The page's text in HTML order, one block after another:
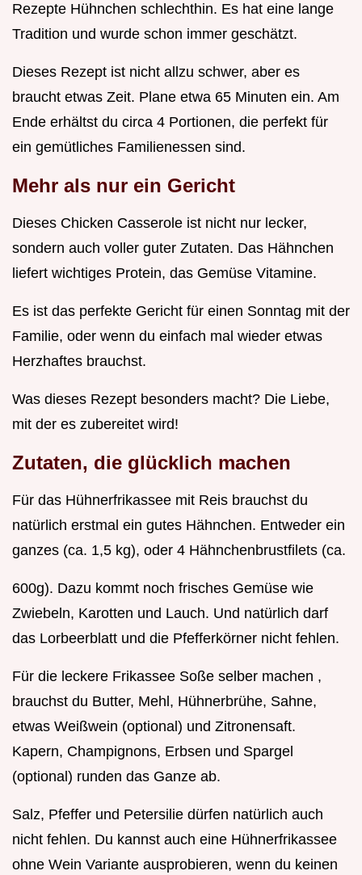
Rezepte Hühnchen schlechthin. Es hat eine lange
Tradition und wurde schon immer geschätzt.
Dieses Rezept ist nicht allzu schwer, aber es
braucht etwas Zeit. Plane etwa 65 Minuten ein. Am
Ende erhältst du circa 4 Portionen, die perfekt für
ein gemütliches Familienessen sind.
Mehr als nur ein Gericht
Dieses Chicken Casserole ist nicht nur lecker,
sondern auch voller guter Zutaten. Das Hähnchen
liefert wichtiges Protein, das Gemüse Vitamine.
Es ist das perfekte Gericht für einen Sonntag mit der
Familie, oder wenn du einfach mal wieder etwas
Herzhaftes brauchst.
Was dieses Rezept besonders macht? Die Liebe,
mit der es zubereitet wird!
Zutaten, die glücklich machen
Für das Hühnerfrikassee mit Reis brauchst du
natürlich erstmal ein gutes Hähnchen. Entweder ein
ganzes (ca. 1,5 kg), oder 4 Hähnchenbrustfilets (ca.
600g). Dazu kommt noch frisches Gemüse wie
Zwiebeln, Karotten und Lauch. Und natürlich darf
das Lorbeerblatt und die Pfefferkörner nicht fehlen.
Für die leckere Frikassee Soße selber machen ,
brauchst du Butter, Mehl, Hühnerbrühe, Sahne,
etwas Weißwein (optional) und Zitronensaft.
Kapern, Champignons, Erbsen und Spargel
(optional) runden das Ganze ab.
Salz, Pfeffer und Petersilie dürfen natürlich auch
nicht fehlen. Du kannst auch eine Hühnerfrikassee
ohne Wein Variante ausprobieren, wenn du keinen